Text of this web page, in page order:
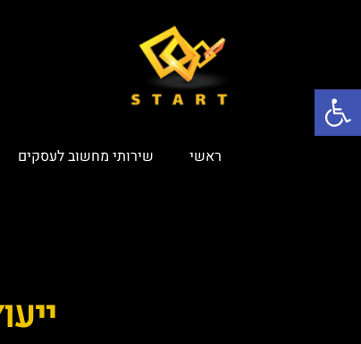
ראשי שירותי מחשוב לעסקים
פתח סרגל נגישות